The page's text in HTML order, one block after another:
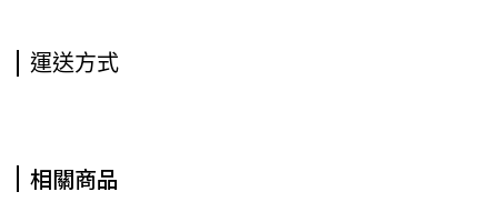
運送方式
相關商品